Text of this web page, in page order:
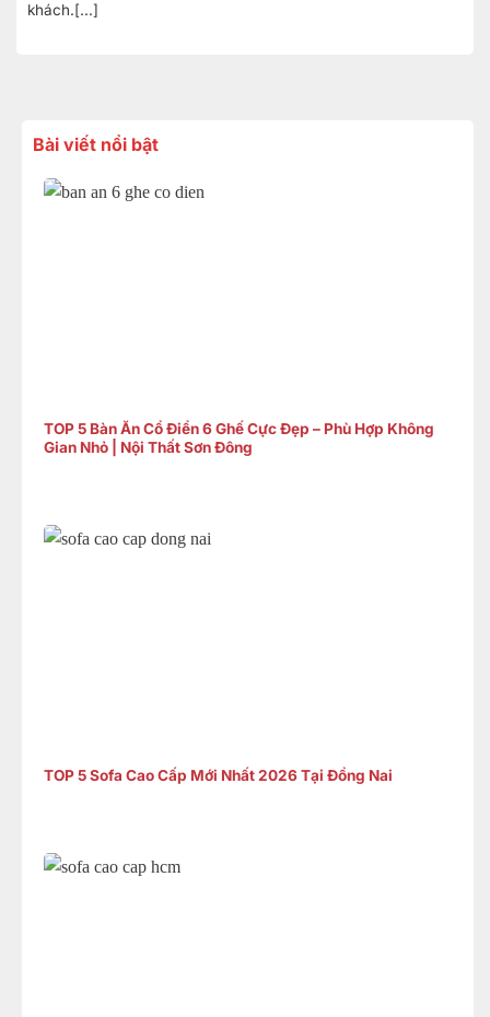
khách.[...]
Bài viết nổi bật
TOP 5 Bàn Ăn Cổ Điển 6 Ghế Cực Đẹp – Phù Hợp Không
Gian Nhỏ | Nội Thất Sơn Đông
TOP 5 Sofa Cao Cấp Mới Nhất 2026 Tại Đồng Nai